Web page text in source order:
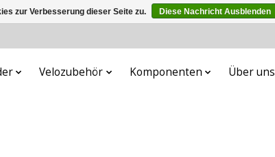
Velozubehör Komponenten Über uns
zur Verbesserung dieser Seite zu. Diese Nachricht Ausblenden